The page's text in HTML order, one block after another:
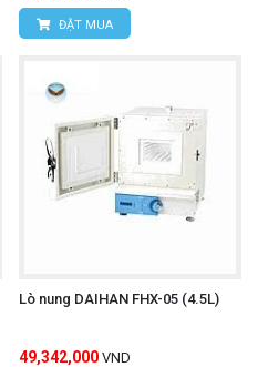
ĐẶT MUA
Lò nung DAIHAN FHX-05 (4.5L)
49,342,000 VND